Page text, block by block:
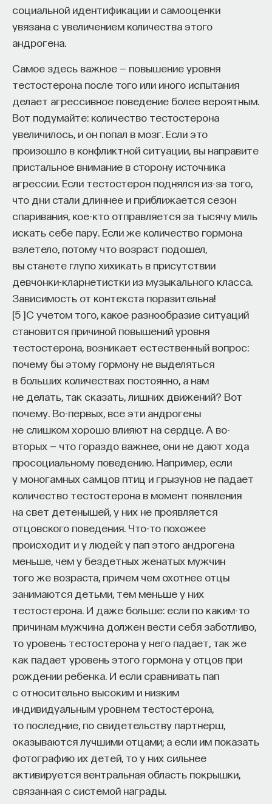
социальной идентификации и самооценки
увязана с увеличением количества этого
андрогена.
Самое здесь важное — повышение уровня
тестостерона после того или иного испытания
делает агрессивное поведение более вероятным.
Вот подумайте: количество тестостерона
увеличилось, и он попал в мозг. Если это
произошло в конфликтной ситуации, вы направите
пристальное внимание в сторону источника
агрессии. Если тестостерон поднялся из-за того,
что дни стали длиннее и приближается сезон
спаривания, кое-кто отправляется за тысячу миль
искать себе пару. Если же количество гормона
взлетело, потому что возраст подошел,
вы станете глупо хихикать в присутствии
девчонки-кларнетистки из музыкального класса.
Зависимость от контекста поразительна!
[5]С учетом того, какое разнообразие ситуаций
становится причиной повышений уровня
тестостерона, возникает естественный вопрос:
почему бы этому гормону не выделяться
в больших количествах постоянно, а нам
не делать, так сказать, лишних движений? Вот
почему. Во-первых, все эти андрогены
не слишком хорошо влияют на сердце. А во-
вторых — что гораздо важнее, они не дают хода
просоциальному поведению. Например, если
у моногамных самцов птиц и грызунов не падает
количество тестостерона в момент появления
на свет детенышей, у них не проявляется
отцовского поведения. Что-то похожее
происходит и у людей: у пап этого андрогена
меньше, чем у бездетных женатых мужчин
того же возраста, причем чем охотнее отцы
занимаются детьми, тем меньше у них
тестостерона. И даже больше: если по каким-то
причинам мужчина должен вести себя заботливо,
то уровень тестостерона у него падает, так же
как падает уровень этого гормона у отцов при
рождении ребенка. И если сравнивать пап
с относительно высоким и низким
индивидуальным уровнем тестостерона,
то последние, по свидетельству партнерш,
оказываются лучшими отцами; а если им показать
фотографию их детей, то у них сильнее
активируется вентральная область покрышки,
связанная с системой награды.